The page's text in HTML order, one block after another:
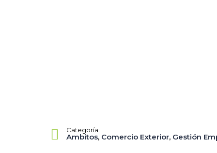
Categoría:
Ambitos, Comercio Exterior, Gestión